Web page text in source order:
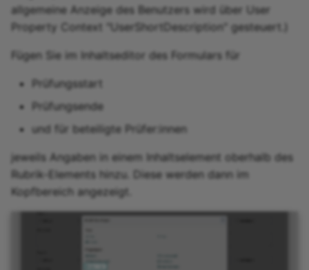
allgemeine Anzeige des Benutzers wird über User
Property Context "UserShortDescription" gesteuert.)
Fügen Sie im Inhaltseditor des Formulars für
Prüfungsstart
Prüfungsende
und für beteiligte Prüfer:innen
jeweils Angaben in einem Inhaltselement oberhalb des
Rubrik-Elements hinzu. Diese werden dann im
Kopfbereich angezeigt.